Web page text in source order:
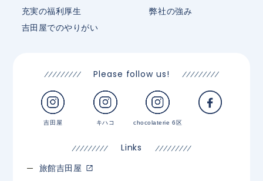
充実の福利厚生
吉田屋でのやりがい
弊社の強み
Links
旅館吉田屋
Please follow us!
吉田屋 キハコ chocolaterie 6区